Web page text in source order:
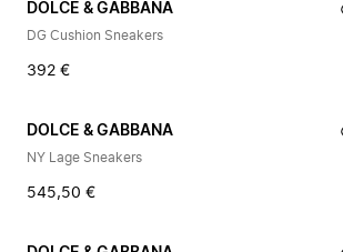
DOLCE & GABBANA
DG Cushion Sneakers
392 €
DOLCE & GABBANA
NY Lage Sneakers
545,50 €